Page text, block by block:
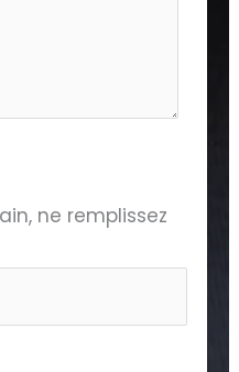
ne remplissez